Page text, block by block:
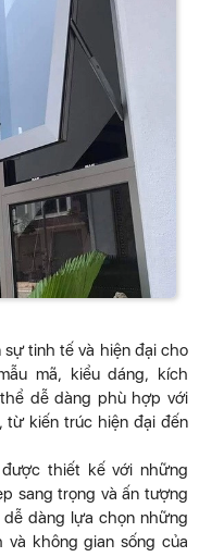
sự tinh tế và hiện đại cho
mã, kiểu dáng, kích
dễ dàng phù hợp với
từ kiến trúc hiện đại đến
thiết kế với những
sang trọng và ấn tượng
dàng lựa chọn những
không gian sống của